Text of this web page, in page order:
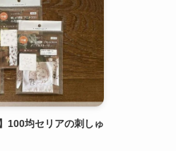
100均セリアの刺しゅ